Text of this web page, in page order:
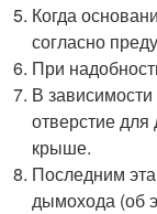
Когда
согласно
При
В
отверстие
крыше.
Последним
дымохода (об